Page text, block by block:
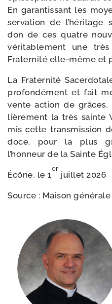
En garan­tis­sant les
ser­va­tion de l’héritage
don de ces quatre
véri­ta­ble­ment une
Fraternité elle-​même et
La Fraternité
pro­fon­dé­ment et fait
vente action de
liè­re­ment la très sainte
mis cette trans­mis­sion
doce, pour la plus
l’honneur de la Sainte
Écône, le 1
er
juillet 2026
Source : Maison géné­rale